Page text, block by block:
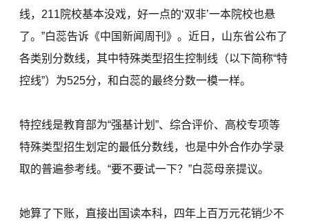
线，211院校基本没戏，好一点的‘双非’一本院校也悬
了。”白蕊告诉《中国新闻周刊》。近日，山东省公布了
各类别分数线，其中特殊类型招生控制线（以下简称“特
控线”）为525分，和白蕊的最终分数一模一样。
特控线是教育部为“强基计划”、综合评价、高校专项等
特殊类型招生划定的最低分数线，也是中外合作办学录
取的普遍参考线。“要不要试一下？”白蕊母亲提议。
她算了下账，直接出国读本科，四年上百万元花销少不